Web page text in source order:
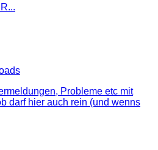
Probleme etc mit
darf hier auch rein (und wenns